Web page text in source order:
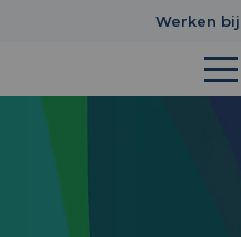
Werken bij